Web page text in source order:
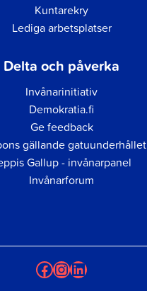
Kuntarekry
Lediga arbetsplatser
Delta och påverka
Invånarinitiativ
Demokratia.fi
Ge feedback
gällande gatuunderhållet
Gallup - invånarpanel
Invånarforum
Facebook
Instagram
LinkedIn